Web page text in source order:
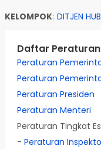
KELOMPOK: DITJEN
Daftar Peraturan
Peraturan
Peraturan
Peraturan Presiden
Peraturan Menteri
Peraturan Tingkat
- Peraturan